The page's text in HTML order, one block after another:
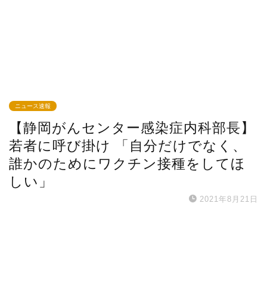
ニュース速報
【静岡がんセンター感染症内科部長】
若者に呼び掛け 「自分だけでなく、
誰かのためにワクチン接種をしてほ
しい」
2021年8月21日